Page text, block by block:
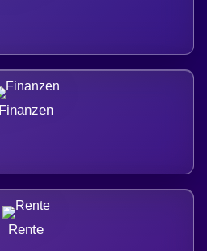
Finanzen
Rente